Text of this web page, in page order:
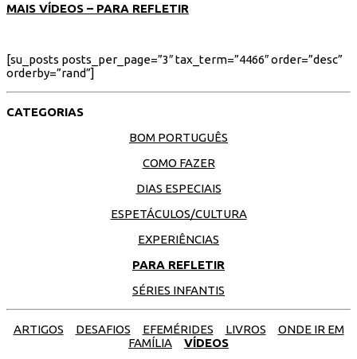
MAIS VÍDEOS – PARA REFLETIR
[su_posts posts_per_page=”3″ tax_term=”4466″ order=”desc”
orderby=”rand”]
CATEGORIAS
BOM PORTUGUÊS
COMO FAZER
DIAS ESPECIAIS
ESPETÁCULOS/CULTURA
EXPERIÊNCIAS
PARA REFLETIR
SÉRIES INFANTIS
ARTIGOS DESAFIOS EFEMÉRIDES LIVROS
ONDE IR EM
FAMÍLIA
VÍDEOS